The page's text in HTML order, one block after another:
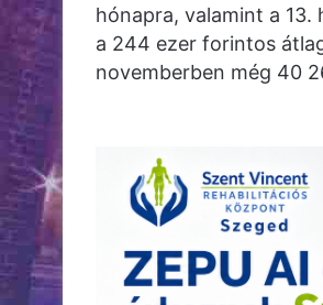
hónapra, valamint a
a 244 ezer forintos
novemberben még 40